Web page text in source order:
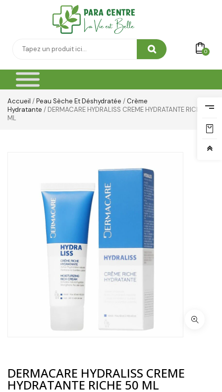
0
Accueil /Peau Sèche Et Déshydratée /Crème
Hydratante / DERMACARE HYDRALISS CREME HYDRATANTE RICHE 50
ML
DERMACARE HYDRALISS CREME
HYDRATANTE RICHE 50 ML